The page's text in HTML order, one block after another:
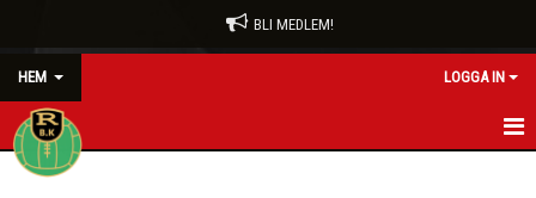
BLI MEDLEM!
HEM LOGGA IN
HEM